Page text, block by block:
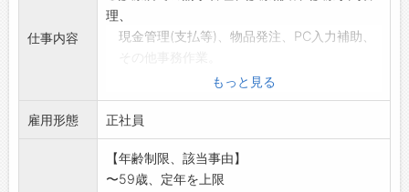
仕事内容
理、
現金管理(支払等)、物品発注、PC入力補助、
◎院内見回り、清掃、HP管理、電話対応、受
付、会計、
事務業務全般。
「変更範囲:変更無し」
もっと見る
雇用形態 正社員
【年齢制限、該当事由】
〜59歳、定年を上限